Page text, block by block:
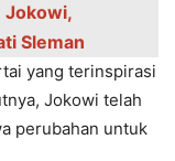
Jokowi,
Sleman
yang terinspirasi
Jokowi telah
perubahan untuk